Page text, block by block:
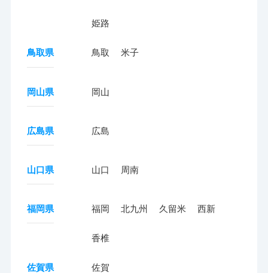
姫路
鳥取県 鳥取 米子
岡山県 岡山
広島県 広島
山口県 山口 周南
福岡県 福岡 北九州 久留米 西新
香椎
佐賀県 佐賀